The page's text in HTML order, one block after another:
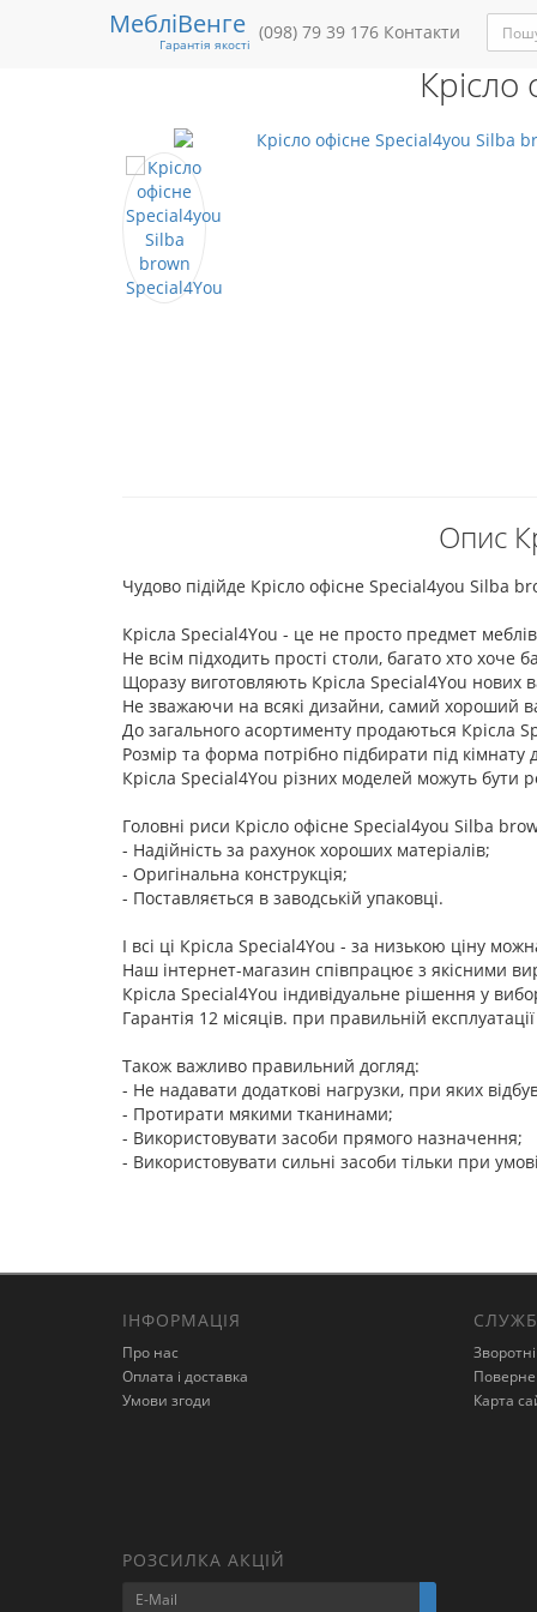
МебліВенге
Гарантія якості
(098) 79 39 176 Контакти
Меблі Під замовлення М'які меблі Матраци/
Опис
Чудово підійде Крісло офісне Special4you
Крісла Special4You - це не просто предмет
Не всім підходить прості столи, багато хто хоче
Щоразу виготовляють Крісла Special4You нових
Не зважаючи на всякі дизайни, самий хороший
До загального асортименту продаються Крісла
Розмір та форма потрібно підбирати під
Крісла Special4You різних моделей можуть бути
Головні риси Крісло офісне Special4you Silba
- Надійність за рахунок хороших матеріалів;
- Оригінальна конструкція;
- Поставляється в заводській упаковці.
І всі ці Крісла Special4You - за низькою ціну
Наш інтернет-магазин співпрацює з якісними
Крісла Special4You індивідуальне рішення у
Гарантія 12 місяців. при правильній
Також важливо правильний догляд:
- Не надавати додаткові нагрузки, при яких
- Протирати мякими тканинами;
- Використовувати засоби прямого назначення;
- Використовувати сильні засоби тільки при
ІНФОРМАЦІЯ
Про нас
Оплата і доставка
Умови згоди
Карта
РОЗСИЛКА АКЦІЙ